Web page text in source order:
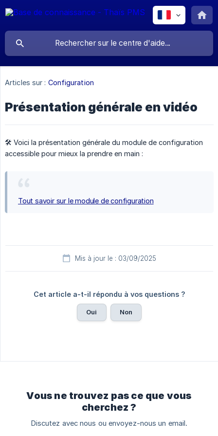
Articles sur : Configuration
Présentation générale en vidéo
🛠️ Voici la présentation générale du module de configuration
accessible pour mieux la prendre en main :
Tout savoir sur le module de configuration
Mis à jour le : 03/09/2025
Cet article a-t-il répondu à vos questions ?
Oui Non
Vous ne trouvez pas ce que vous
cherchez ?
Discutez avec nous ou envoyez-nous un email.